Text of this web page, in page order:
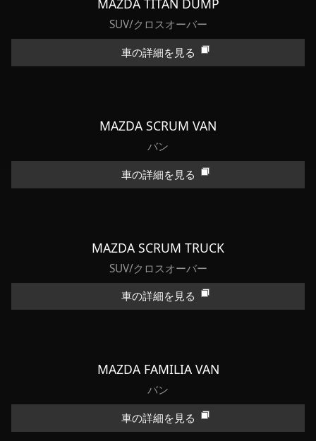
SUV/クロスオーバー
車の詳細を見る
MAZDA TITAN DUMP
バン
車の詳細を見る
MAZDA SCRUM VAN
SUV/クロスオーバー
車の詳細を見る
MAZDA SCRUM TRUCK
バン
車の詳細を見る
MAZDA FAMILIA VAN